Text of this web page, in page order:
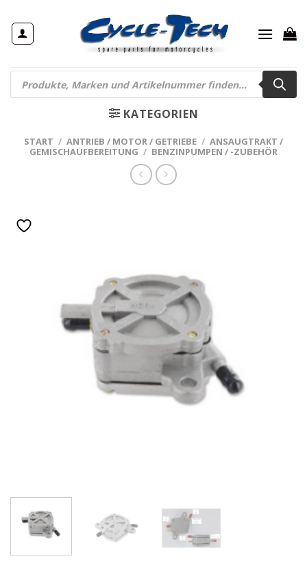
Inhalt
springen
Products
search
KATEGORIEN
START / ANTRIEB / MOTOR / GETRIEBE / ANSAUGTRAKT /
GEMISCHAUFBEREITUNG / BENZINPUMPEN / -ZUBEHÖR